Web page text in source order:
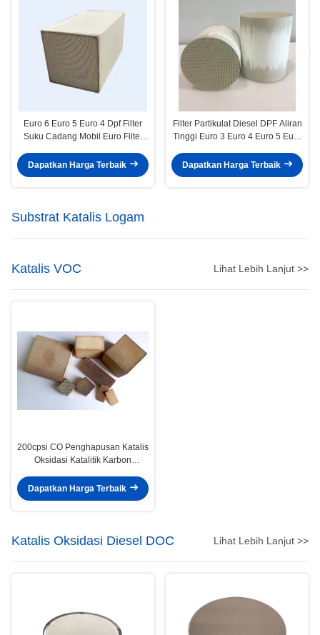
Euro 6 Euro 5 Euro 4 Dpf Filter
Suku Cadang Mobil Euro Filter
Dapatkan Harga Terbaik
Filter Partikulat Diesel DPF Aliran
Tinggi Euro 3 Euro 4 Euro 5 Euro
Dapatkan Harga Terbaik
Substrat Katalis Logam
Katalis VOC Lihat Lebih Lanjut >>
200cpsi CO Penghapusan Katalis
Oksidasi Katalitik Karbon
Dapatkan Harga Terbaik
Katalis Oksidasi Diesel DOC Lihat Lebih Lanjut >>